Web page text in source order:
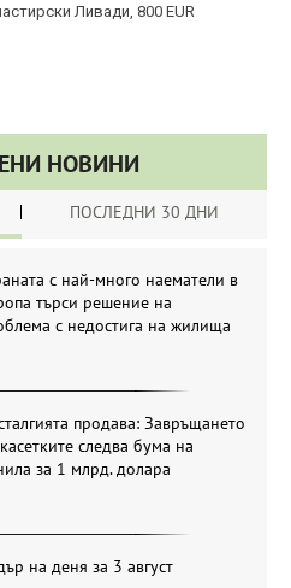
Ливади, 800 EUR
НОВИНИ
ПОСЛЕДНИ 30 ДНИ
с най-много наематели в
търси решение на
с недостига на жилища
продава: Завръщането
следва бума на
за 1 млрд. долара
на деня за 3 август